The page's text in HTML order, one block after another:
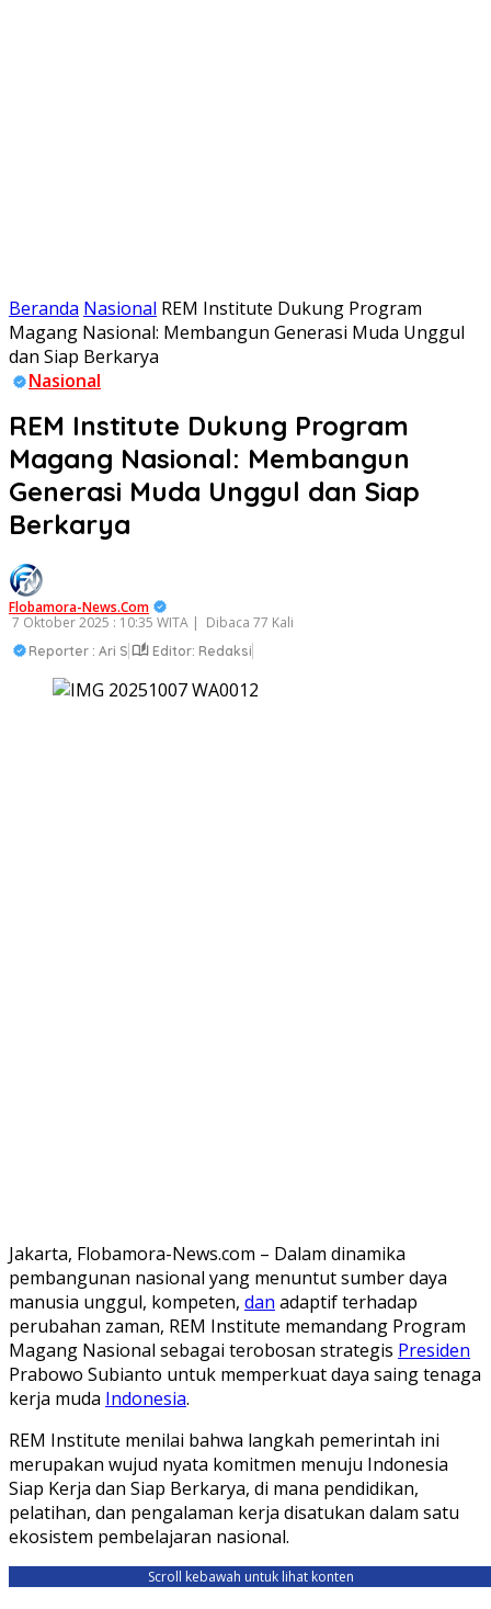
Beranda Nasional REM Institute Dukung Program
Magang Nasional: Membangun Generasi Muda Unggul
dan Siap Berkarya
Nasional
REM Institute Dukung Program
Magang Nasional: Membangun
Generasi Muda Unggul dan Siap
Berkarya
Flobamora-News.Com
7 Oktober 2025 : 10:35 WITA | Dibaca 77 Kali
Reporter : Ari S Editor: Redaksi
Jakarta, Flobamora-News.com – Dalam dinamika
pembangunan nasional yang menuntut sumber daya
manusia unggul, kompeten, dan adaptif terhadap
perubahan zaman, REM Institute memandang Program
Magang Nasional sebagai terobosan strategis Presiden
Prabowo Subianto untuk memperkuat daya saing tenaga
kerja muda Indonesia.
REM Institute menilai bahwa langkah pemerintah ini
merupakan wujud nyata komitmen menuju Indonesia
Siap Kerja dan Siap Berkarya, di mana pendidikan,
pelatihan, dan pengalaman kerja disatukan dalam satu
ekosistem pembelajaran nasional.
Scroll kebawah untuk lihat konten